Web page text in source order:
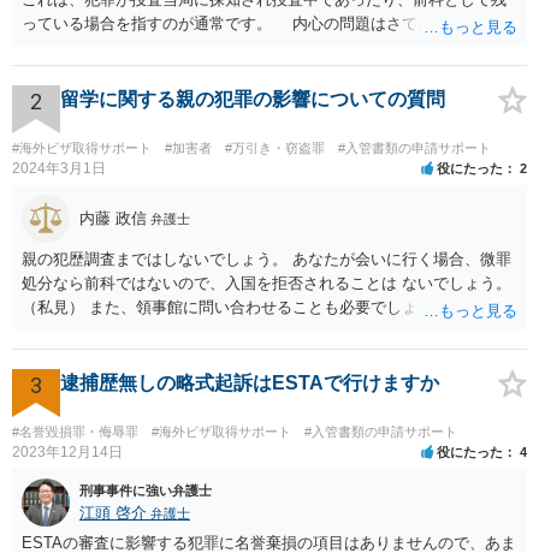
っている場合を指すのが通常です。 内心の問題はさておき、ご質問
2 留学に関する親の犯罪の影響についての質問
#海外ビザ取得サポート #加害者 #万引き・窃盗罪 #入管書類の申請サポート
2024年3月1日 役にたった 2
内藤 政信 弁護士
親の犯歴調査まではしないでしょう。 あなたが会いに行く場合、微罪
処分なら前科ではないので、入国を拒否されることは ないでしょう。
（私見） また、領事館に問い合わせることも必要でしょう。
3 逮捕歴無しの略式起訴はESTAで行けますか
#名誉毀損罪・侮辱罪 #海外ビザ取得サポート #入管書類の申請サポート
2023年12月14日 役にたった 4
刑事事件に強い弁護士
江頭 啓介 弁護士
ESTAの審査に影響する犯罪に名誉棄損の項目はありませんので、あま